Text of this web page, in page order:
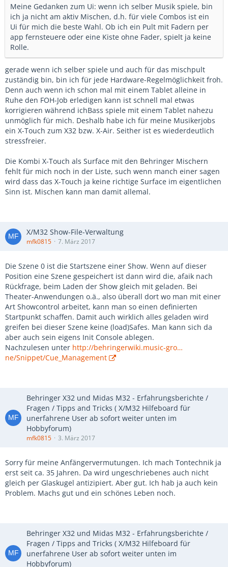
Meine Gedanken zum Ui: wenn ich selber Musik spiele, bin
ich ja nicht am aktiv Mischen, d.h. für viele Combos ist ein
Ui für mich die beste Wahl. Ob ich ein Pult mit Fadern per
app fernsteuere oder eine Kiste ohne Fader, spielt ja keine
Rolle.
gerade wenn ich selber spiele und auch für das mischpult
zuständig bin, bin ich für jede Hardware-Regelmöglichkeit froh.
Denn auch wenn ich schon mal mit einem Tablet alleine in
Ruhe den FOH-Job erledigen kann ist schnell mal etwas
korrigieren während ichBass spiele mit einem Tablet nahezu
unmöglich für mich. Deshalb habe ich für meine Musikerjobs
ein X-Touch zum X32 bzw. X-Air. Seither ist es wiederdeutlich
stressfreier.
Die Kombi X-Touch als Surface mit den Behringer Mischern
fehlt für mich noch in der Liste, such wenn manch einer sagen
wird dass das X-Touch ja keine richtige Surface im eigentlichen
Sinn ist. Mischen kann man damit allemal.
X/M32 Show-File-Verwaltung
mfk0815 7. März 2017
Die Szene 0 ist die Startszene einer Show. Wenn auf dieser
Position eine Szene gespeichert ist dann wird die, afaik nach
Rückfrage, beim Laden der Show gleich mit geladen. Bei
Theater-Anwendungen o.ä., also überall dort wo man mit einer
Art Showcontrol arbeitet, kann man so einen definierten
Startpunkt schaffen. Damit auch wirklich alles geladen wird
greifen bei dieser Szene keine (load)Safes. Man kann sich da
aber auch sein eigens Init Console ablegen.
Nachzulesen unter http://behringerwiki.music-gro…
ne/Snippet/Cue_Management
Behringer X32 und Midas M32 - Erfahrungsberichte /
Fragen / Tipps and Tricks ( X/M32 Hilfeboard für
unerfahrene User ab sofort weiter unten im
Hobbyforum)
mfk0815 3. März 2017
Sorry für meine Anfängervermutungen. Ich mach Tontechnik ja
erst seit ca. 35 Jahren. Da wird ungeschriebenes auch nicht
gleich per Glaskugel antizipiert. Aber gut. Ich hab ja auch kein
Problem. Machs gut und ein schönes Leben noch.
Behringer X32 und Midas M32 - Erfahrungsberichte /
Fragen / Tipps and Tricks ( X/M32 Hilfeboard für
unerfahrene User ab sofort weiter unten im
Hobbyforum)